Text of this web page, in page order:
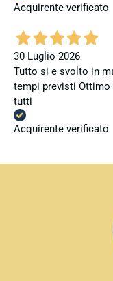
Acquirente verificato
30 Luglio 2026
Tutto si e svolto in
tempi previsti
tutti
Acquirente verificato